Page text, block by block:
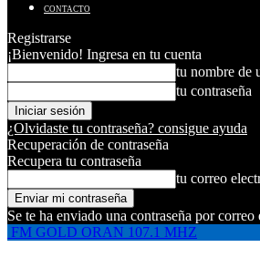
CONTACTO
Registrarse
¡Bienvenido! Ingresa en tu cuenta
tu nombre de
tu contraseña
¿Olvidaste tu contraseña? consigue ayuda
Recuperación de contraseña
Recupera tu contraseña
tu correo
Se te ha enviado una contraseña por correo
FM GOLD ORAN 107.1 MHZ